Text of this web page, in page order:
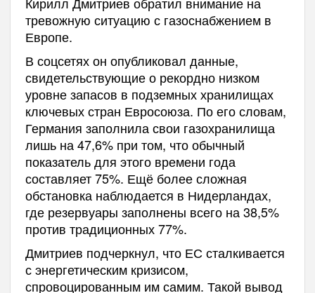
тревожную ситуацию с газоснабжением в
Европе.
В соцсетях он опубликовал данные,
свидетельствующие о рекордно низком
уровне запасов в подземных хранилищах
ключевых стран Евросоюза. По его словам,
Германия заполнила свои газохранилища
лишь на 47,6% при том, что обычный
показатель для этого времени года
составляет 75%. Ещё более сложная
обстановка наблюдается в Нидерландах,
где резервуары заполнены всего на 38,5%
против традиционных 77%.
Дмитриев подчеркнул, что ЕС сталкивается
с энергетическим кризисом,
спровоцированным им самим. Такой вывод